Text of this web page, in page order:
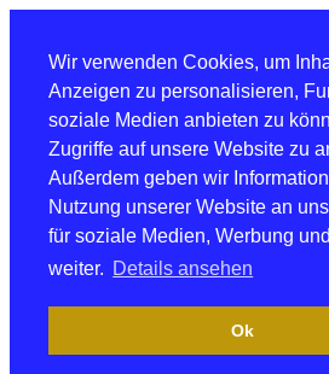
Wir verwenden Cookies, um
Anzeigen zu personalisieren,
soziale Medien anbieten zu
Zugriffe auf unsere Website zu
Außerdem geben wir
Nutzung unserer Website an
für soziale Medien, Werbung
weiter. Details ansehen
Ok